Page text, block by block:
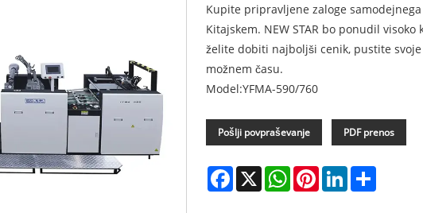
Kupite pripravljene zaloge
Kitajskem. NEW STAR bo ponudil
želite dobiti najboljši cenik, pustite
možnem času.
Model:YFMA-590/760
Pošlji povpraševanje PDF prenos
Facebook
X WhatsAppPinterestLinkedIn